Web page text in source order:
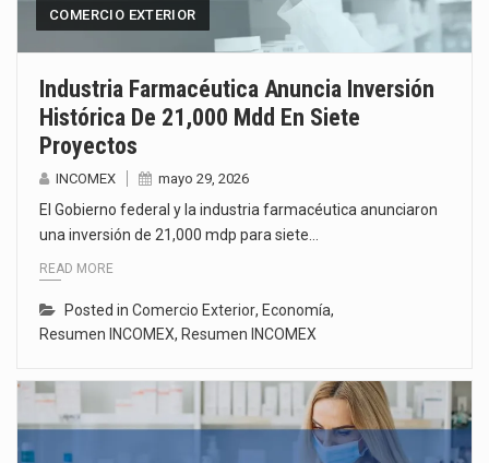
COMERCIO EXTERIOR
Industria Farmacéutica Anuncia Inversión
Histórica De 21,000 Mdd En Siete
Proyectos
INCOMEX mayo 29, 2026
El Gobierno federal y la industria farmacéutica anunciaron
una inversión de 21,000 mdp para siete…
READ MORE
Posted in Comercio Exterior, Economía,
Resumen INCOMEX, Resumen INCOMEX